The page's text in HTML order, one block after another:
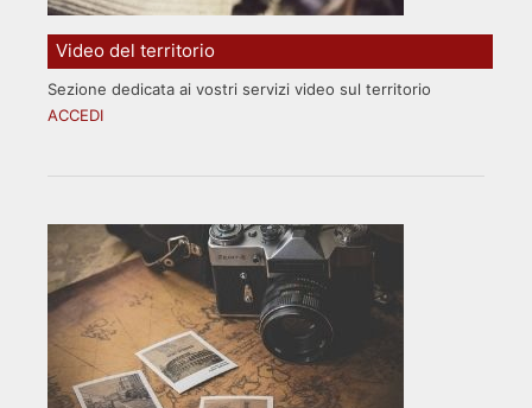
Video del territorio
Sezione dedicata ai vostri servizi video sul territorio
ACCEDI